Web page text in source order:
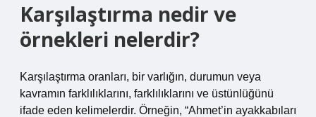
Karşılaştırma nedir ve
örnekleri nelerdir?
Karşılaştırma oranları, bir varlığın, durumun veya
kavramın farklılıklarını, farklılıklarını ve üstünlüğünü
ifade eden kelimelerdir. Örneğin, “Ahmet’in ayakkabıları